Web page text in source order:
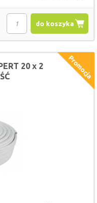
do koszyka
20 x 2